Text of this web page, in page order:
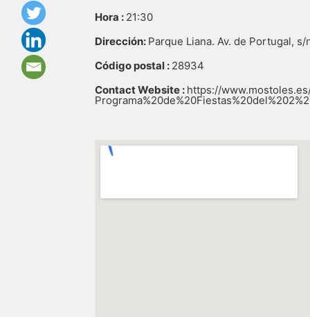
Hora : 21:30
Dirección: Parque Liana. Av. de Portugal,
Código postal : 28934
Contact Website : https://